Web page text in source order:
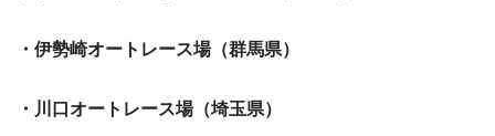
・伊勢崎オートレース場（群馬県）
・川口オートレース場（埼玉県）